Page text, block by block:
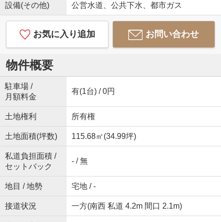
設備(その他) 公営水道、公共下水、都市ガス
お気に入り追加 お問い合わせ
物件概要
駐車場 /
月額料金
有(1台) / 0円
土地権利 所有権
土地面積(坪数) 115.68㎡(34.99坪)
私道負担面積 /
セットバック
- / 無
地目 / 地勢 宅地 / -
接道状況 一方(南西 私道 4.2m 間口 2.1m)